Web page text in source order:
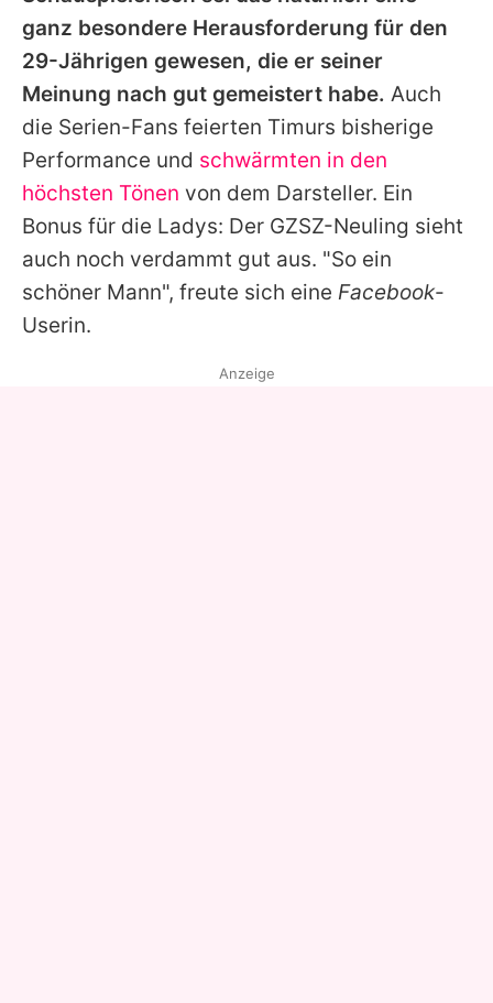
ganz besondere Herausforderung für den
29-Jährigen gewesen, die er seiner
Meinung nach gut gemeistert habe. Auch
die Serien-Fans feierten Timurs bisherige
Performance und schwärmten in den
höchsten Tönen von dem Darsteller. Ein
Bonus für die Ladys: Der GZSZ-Neuling sieht
auch noch verdammt gut aus. "So ein
schöner Mann", freute sich eine Facebook-
Userin.
Anzeige